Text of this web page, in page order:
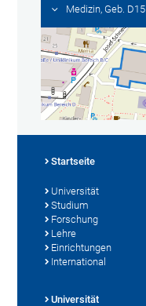
Medizin, Geb. D15
Startseite
Universität
Studium
Forschung
Lehre
Einrichtungen
International
Universität